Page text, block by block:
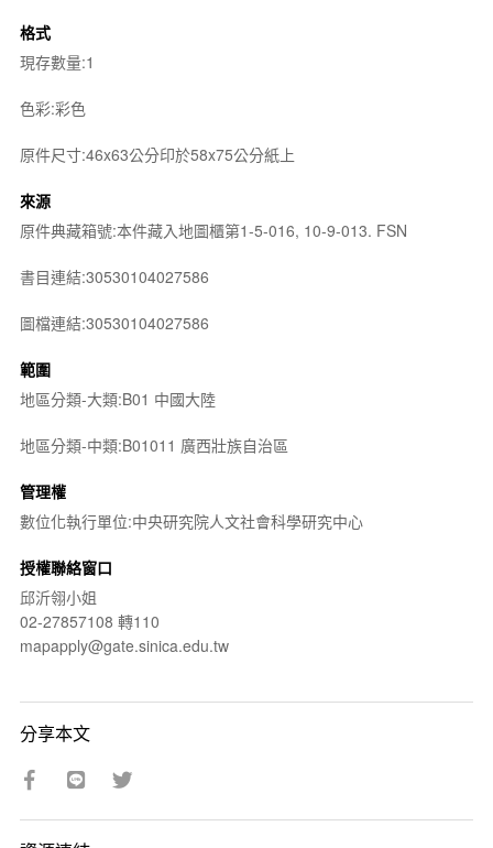
格式
現存數量:1
色彩:彩色
原件尺寸:46x63公分印於58x75公分紙上
來源
原件典藏箱號:本件藏入地圖櫃第1-5-016, 10-9-013. FSN
書目連結:30530104027586
圖檔連結:30530104027586
範圍
地區分類-大類:B01 中國大陸
地區分類-中類:B01011 廣西壯族自治區
管理權
數位化執行單位:中央研究院人文社會科學研究中心
授權聯絡窗口
邱沂翎小姐
02-27857108 轉110
mapapply@gate.sinica.edu.tw
分享本文